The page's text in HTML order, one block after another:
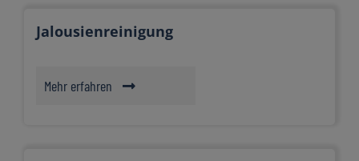
Jalousienreinigung
Mehr erfahren